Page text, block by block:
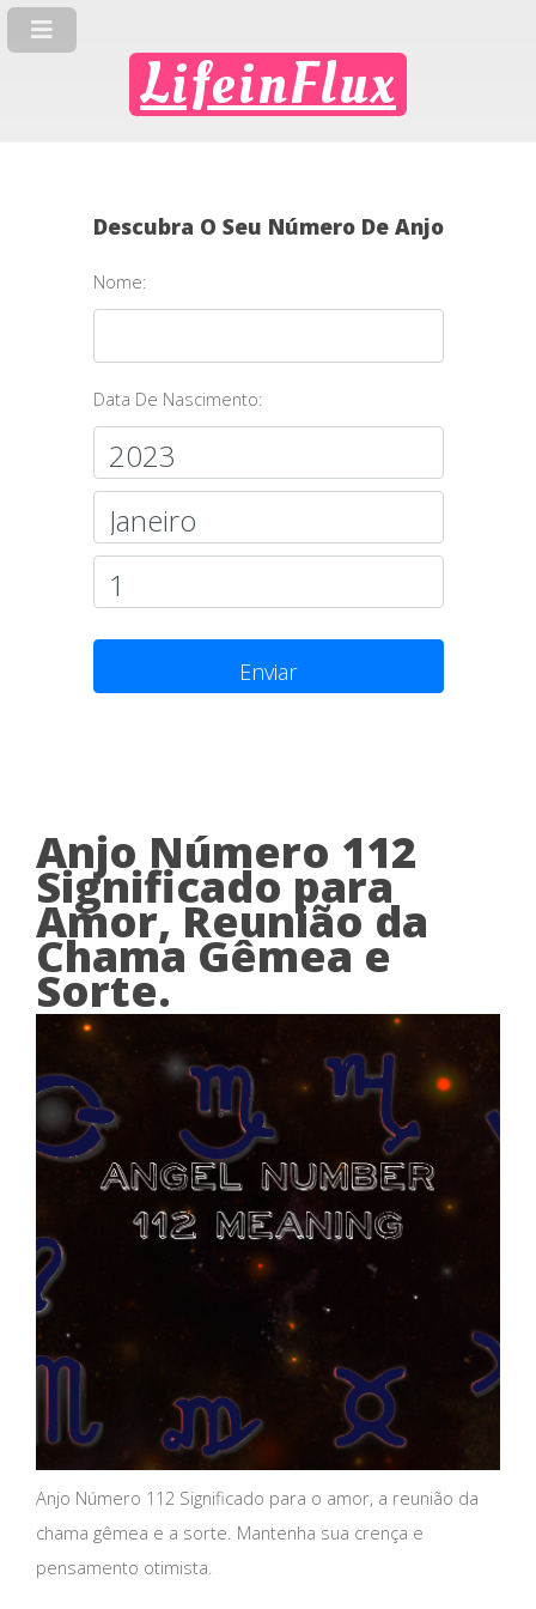
LifeinFlux
Descubra O Seu Número De Anjo
Nome:
Data De Nascimento:
Enviar
Anjo Número 112
Significado para
Amor, Reunião da
Chama Gêmea e
Sorte.
Anjo Número 112 Significado para o amor, a reunião da
chama gêmea e a sorte. Mantenha sua crença e
pensamento otimista.